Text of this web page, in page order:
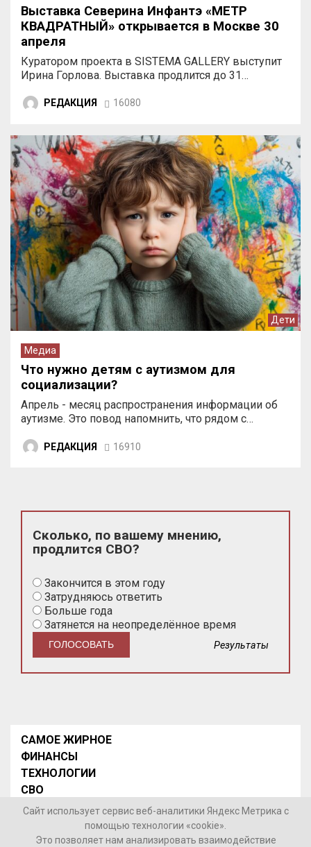
Выставка Северина Инфантэ «МЕТР
КВАДРАТНЫЙ» открывается в Москве 30
апреля
Куратором проекта в SISTEMA GALLERY выступит
Ирина Горлова. Выставка продлится до 31…
РЕДАКЦИЯ 16080
Дети
Медиа
Что нужно детям с аутизмом для
социализации?
Апрель - месяц распространения информации об
аутизме. Это повод напомнить, что рядом с…
РЕДАКЦИЯ 16910
Сколько, по вашему мнению,
продлится СВО?
Закончится в этом году
Затрудняюсь ответить
Больше года
Затянется на неопределённое время
Результаты
САМОЕ ЖИРНОЕ
ФИНАНСЫ
ТЕХНОЛОГИИ
СВО
НОВОСТИ В МИРЕ
НОВОСТИ РОССИИ
Сайт использует сервис веб-аналитики Яндекс Метрика с
помощью технологии «cookie».
Это позволяет нам анализировать взаимодействие